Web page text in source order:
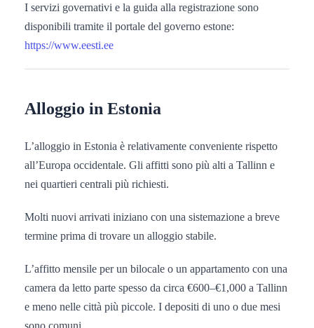
I servizi governativi e la guida alla registrazione sono
disponibili tramite il portale del governo estone:
https://www.eesti.ee
Alloggio in Estonia
L’alloggio in Estonia è relativamente conveniente rispetto
all’Europa occidentale. Gli affitti sono più alti a Tallinn e
nei quartieri centrali più richiesti.
Molti nuovi arrivati iniziano con una sistemazione a breve
termine prima di trovare un alloggio stabile.
L’affitto mensile per un bilocale o un appartamento con una
camera da letto parte spesso da circa €600–€1,000 a Tallinn
e meno nelle città più piccole. I depositi di uno o due mesi
sono comuni.